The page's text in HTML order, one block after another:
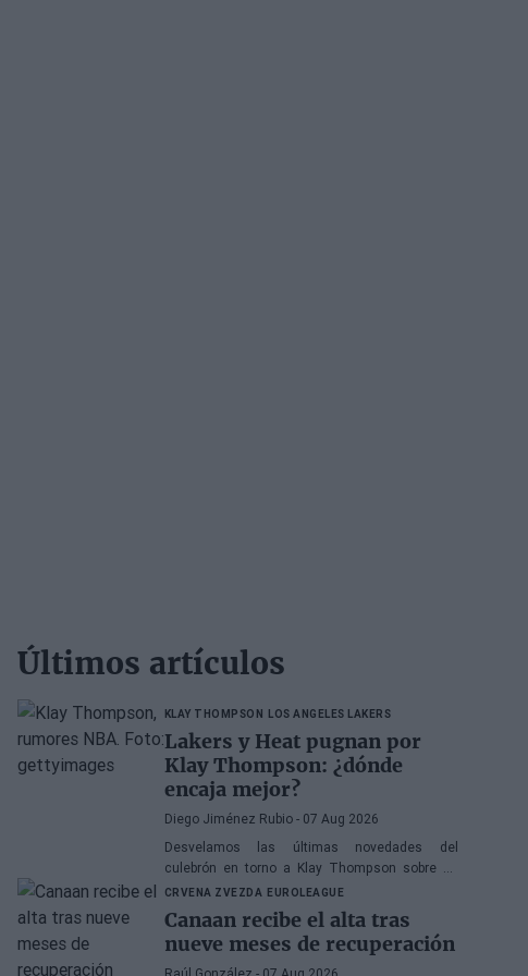
Últimos artículos
KLAY THOMPSON LOS ANGELES LAKERS
Lakers y Heat pugnan por
Klay Thompson: ¿dónde
encaja mejor?
Diego Jiménez Rubio- 07 Aug 2026
Desvelamos las últimas novedades del
culebrón en torno a Klay Thompson sobre su
posible destino.
CRVENA ZVEZDA EUROLEAGUE
Canaan recibe el alta tras
nueve meses de recuperación